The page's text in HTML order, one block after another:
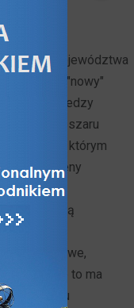
r.
województwa
fundusze, "nowy"
wiedzy
obszaru
w którym
tylko Heleny
teatralnych
będą
filmowe,
Miejsce to ma
Do domu